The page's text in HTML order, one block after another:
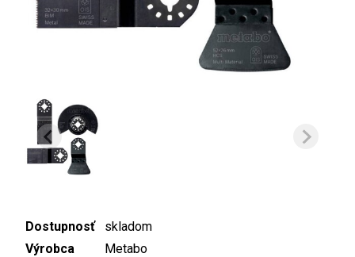
Dostupnosť
skladom
Výrobca
Metabo